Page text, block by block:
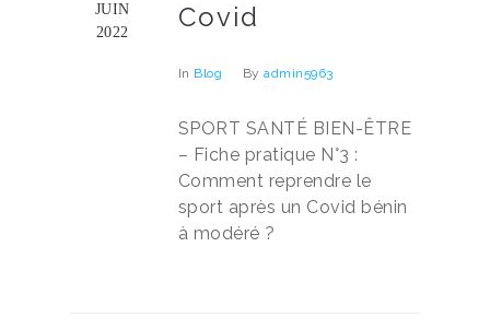
JUIN
2022
Covid
In Blog Byadmin5963
SPORT SANTÉ BIEN-ÊTRE
– Fiche pratique N°3 :
Comment reprendre le
sport après un Covid bénin
à modéré ?